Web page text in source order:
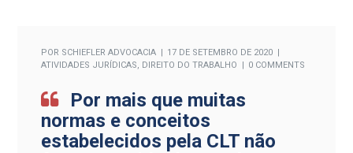
POR SCHIEFLER ADVOCACIA
17 DE SETEMBRO DE 2020
ATIVIDADES JURÍDICAS, DIREITO DO TRABALHO 0 COMMENTS
Por mais que muitas
normas e conceitos
estabelecidos pela CLT não